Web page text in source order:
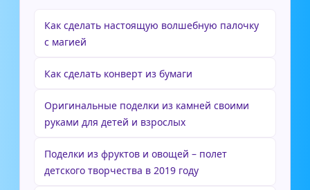
Как сделать настоящую волшебную палочку
с магией
Как сделать конверт из бумаги
Оригинальные поделки из камней своими
руками для детей и взрослых
Поделки из фруктов и овощей – полет
детского творчества в 2019 году